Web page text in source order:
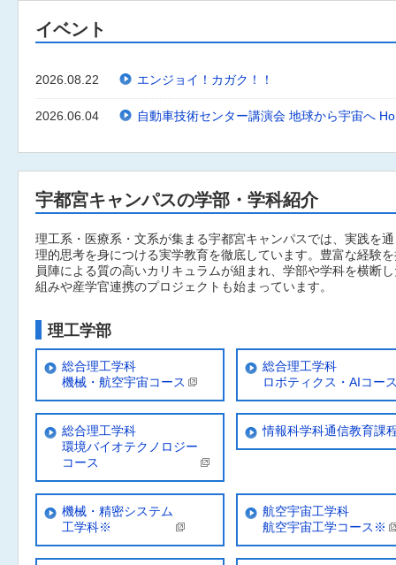
イベント
2026.08.22 エンジョイ！カガク！！
2026.06.04
宇都宮キャンパスの学部・学科紹介
理工系・医療系・文系が集まる宇都宮キャンパスでは、実践を
理的思考を身につける実学教育を徹底しています。豊富な経験
員陣による質の高いカリキュラムが組まれ、学部や学科を横断
組みや産学官連携のプロジェクトも始まっています。
理工学部
総合理工学科
機械・航空宇宙コース
総合理工学科
ロボティクス・AIコー
総合理工学科
環境バイオテクノロジー
コース
情報科学科通信教育課
機械・精密システム
工学科※
航空宇宙工学科
航空宇宙工学コース※